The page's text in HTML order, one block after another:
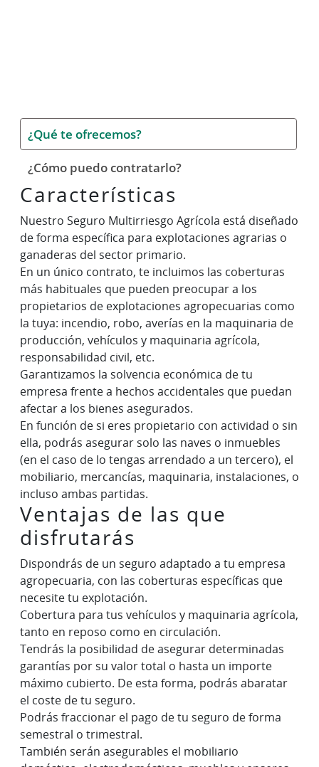
¿Qué te ofrecemos?
¿Cómo puedo contratarlo?
Características
Nuestro Seguro Multirriesgo Agrícola está diseñado
de forma específica para explotaciones agrarias o
ganaderas del sector primario.
En un único contrato, te incluimos las coberturas
más habituales que pueden preocupar a los
propietarios de explotaciones agropecuarias como
la tuya: incendio, robo, averías en la maquinaria de
producción, vehículos y maquinaria agrícola,
responsabilidad civil, etc.
Garantizamos la solvencia económica de tu
empresa frente a hechos accidentales que puedan
afectar a los bienes asegurados.
En función de si eres propietario con actividad o sin
ella, podrás asegurar solo las naves o inmuebles
(en el caso de lo tengas arrendado a un tercero), el
mobiliario, mercancías, maquinaria, instalaciones, o
incluso ambas partidas.
Ventajas de las que
disfrutarás
Dispondrás de un seguro adaptado a tu empresa
agropecuaria, con las coberturas específicas que
necesite tu explotación.
Cobertura para tus vehículos y maquinaria agrícola,
tanto en reposo como en circulación.
Tendrás la posibilidad de asegurar determinadas
garantías por su valor total o hasta un importe
máximo cubierto. De esta forma, podrás abaratar
el coste de tu seguro.
Podrás fraccionar el pago de tu seguro de forma
semestral o trimestral.
También serán asegurables el mobiliario